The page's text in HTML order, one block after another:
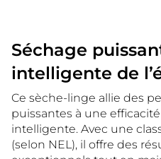
Séchage
intelligente de
Ce sèche-linge allie des
puissantes à une
intelligente. Avec une
(selon NEL), il offre des